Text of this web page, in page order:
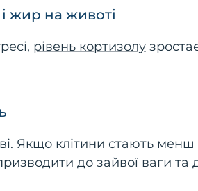
жир на животі
рівень кортизолу
Якщо клітини стають
до зайвої ваги та